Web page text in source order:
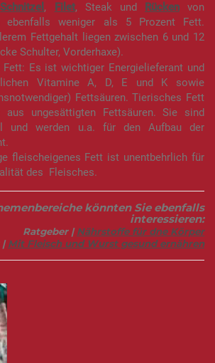
Schnitzel , Filet, Steak und Rückenvon
ebenfalls weniger als 5 Prozent Fett.
Fettgehalt liegen zwischen 6 und 12
Schulter, Vorderhaxe).
Fett: Es ist wichtiger Energielieferant und
Vitamine A, D, E und K sowie
Fettsäuren. Tierisches Fett
ungesättigten Fettsäuren. Sie sind
und werden u.a. für den Aufbau der
fleischeigenes Fett ist unentbehrlich für
des Fleisches.
könnten Sie ebenfalls
interessieren:
Ratgeber |Nährstoffe für dne Körper
|Mit Fleisch und Wurst gesund ernähren